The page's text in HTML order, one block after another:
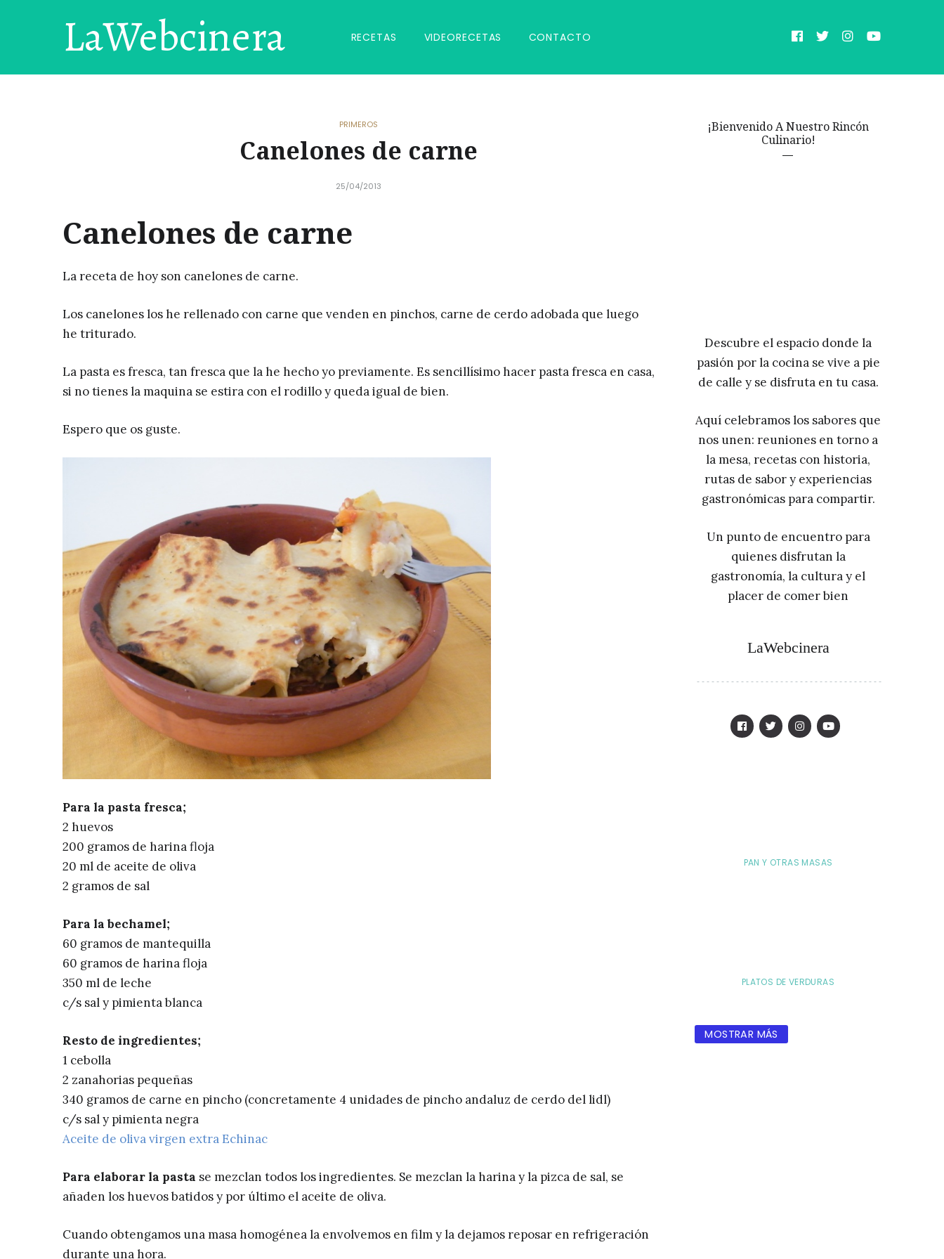
LaWebcinera RECETAS VIDEORECETAS CONTACTO
PRIMEROS
Canelones de carne
25/04/2013
Canelones de carne
La receta de hoy son canelones de carne.
Los canelones los he rellenado con carne que venden en pinchos, carne de cerdo adobada que luego
he triturado.
La pasta es fresca, tan fresca que la he hecho yo previamente. Es sencillísimo hacer pasta fresca en casa,
si no tienes la maquina se estira con el rodillo y queda igual de bien.
Espero que os guste.
Para la pasta fresca;
2 huevos
200 gramos de harina floja
20 ml de aceite de oliva
2 gramos de sal
Para la bechamel;
60 gramos de mantequilla
60 gramos de harina floja
350 ml de leche
c/s sal y pimienta blanca
Resto de ingredientes;
1 cebolla
2 zanahorias pequeñas
340 gramos de carne en pincho (concretamente 4 unidades de pincho andaluz de cerdo del lidl)
c/s sal y pimienta negra
Aceite de oliva virgen extra Echinac
Para elaborar la pasta se mezclan todos los ingredientes. Se mezclan la harina y la pizca de sal, se
añaden los huevos batidos y por último el aceite de oliva.
Cuando obtengamos una masa homogénea la envolvemos en film y la dejamos reposar en refrigeración
durante una hora.
¡Bienvenido A Nuestro Rincón
Culinario!
Descubre el espacio donde la
pasión por la cocina se vive a pie
de calle y se disfruta en tu casa.
Aquí celebramos los sabores que
nos unen: reuniones en torno a
la mesa, recetas con historia,
rutas de sabor y experiencias
gastronómicas para compartir.
Un punto de encuentro para
quienes disfrutan la
gastronomía, la cultura y el
placer de comer bien
LaWebcinera
PAN Y OTRAS MASAS
PLATOS DE VERDURAS
MOSTRAR MÁS